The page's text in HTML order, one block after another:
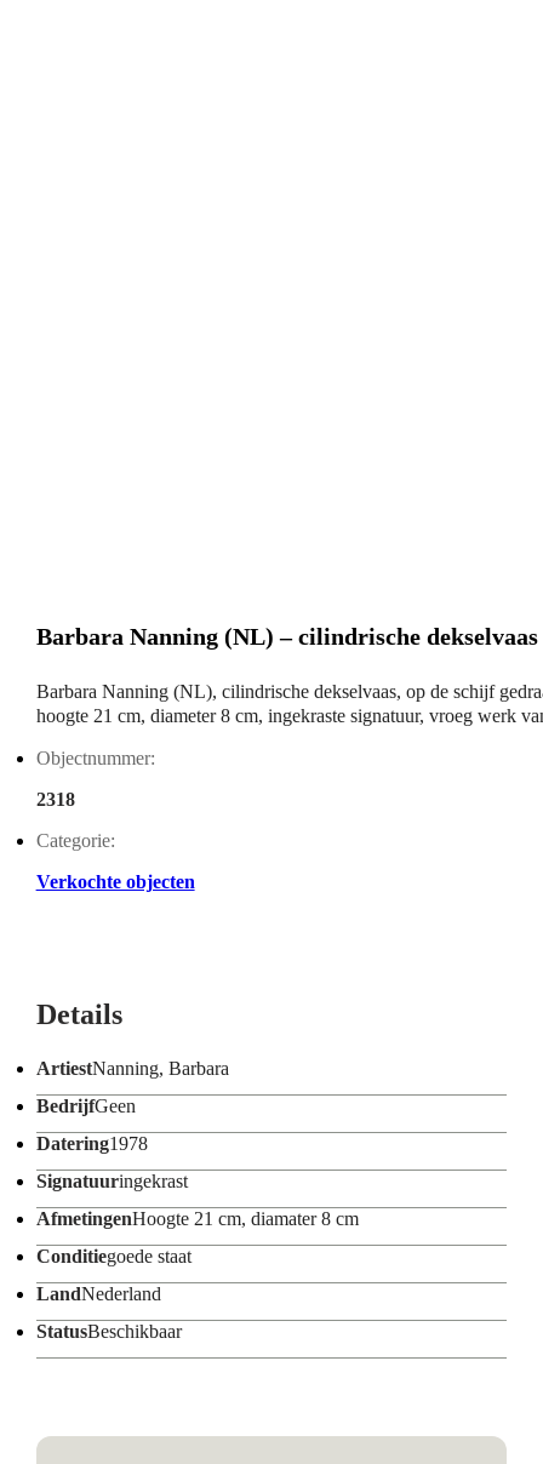
Barbara Nanning (NL) – cilindrische
Barbara Nanning (NL), cilindrische dekselvaas, op de schijf
hoogte 21 cm, diameter 8 cm, ingekraste signatuur, vroeg werk
Objectnummer:
2318
Categorie:
Verkochte objecten
Details
ArtiestNanning, Barbara
BedrijfGeen
Datering1978
Signatuuringekrast
AfmetingenHoogte 21 cm, diamater 8 cm
Conditiegoede staat
LandNederland
StatusBeschikbaar